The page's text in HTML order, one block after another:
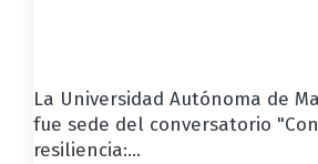
La Universidad Autónoma de
fue sede del conversatorio
resiliencia:...